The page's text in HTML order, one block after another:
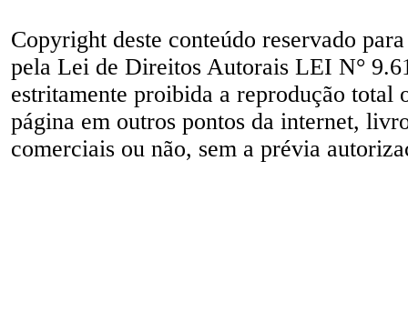
Copyright deste conteúdo reservado
pela Lei de Direitos Autorais LEI N°
estritamente proibida a reprodução total
página em outros pontos da internet,
comerciais ou não, sem a prévia